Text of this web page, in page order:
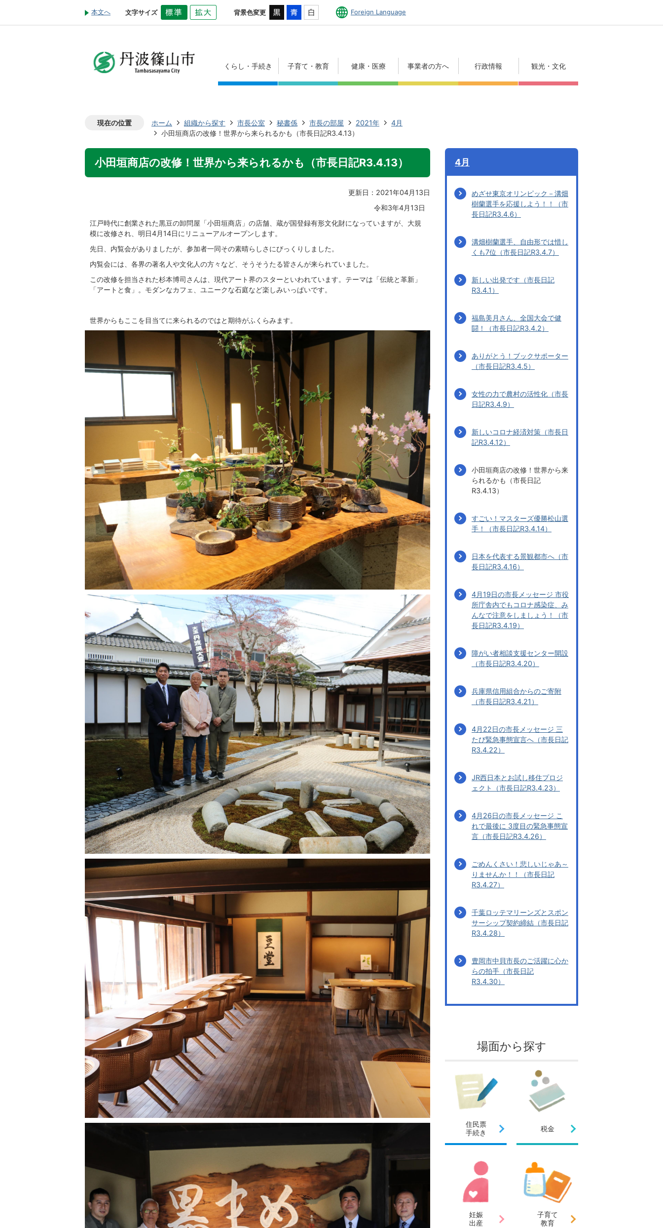
本文へ 文字サイズ 背景色変更 Foreign Language
くらし・手続き 子育て・教育 健康・医療 事業者の方へ 行政情報 観光・文化
現在の位置 ホーム 組織から探す 市長公室 秘書係 市長の部屋 2021年
4月
小田垣商店の改修！世界から来られるかも（市長日記R3.4.13）
小田垣商店の改修！世界から来られるかも（市長日記R3.4.13）
更新日：2021年04月13日
令和3年4月13日
江戸時代に創業された黒豆の卸問屋「小田垣商店」の店舗、蔵が国登録有形文化財になっていますが、大規
模に改修され、明日4月14日にリニューアルオープンします。
先日、内覧会がありましたが、参加者一同その素晴らしさにびっくりしました。
内覧会には、各界の著名人や文化人の方々など、そうそうたる皆さんが来られていました。
この改修を担当された杉本博司さんは、現代アート界のスターといわれています。テーマは「伝統と革新」
「アートと食」。モダンなカフェ、ユニークな石庭など楽しみいっぱいです。
世界からもここを目当てに来られるのではと期待がふくらみます。
4月
めざせ東京オリンピック－溝畑
樹蘭選手を応援しよう！！（市
長日記R3.4.6）
溝畑樹蘭選手、自由形では惜し
くも7位（市長日記R3.4.7）
新しい出発です（市長日記
R3.4.1）
福島美月さん、全国大会で健
闘！（市長日記R3.4.2）
ありがとう！ブックサポーター
（市長日記R3.4.5）
女性の力で農村の活性化（市長
日記R3.4.9）
新しいコロナ経済対策（市長日
記R3.4.12）
小田垣商店の改修！世界から来
られるかも（市長日記
R3.4.13）
すごい！マスターズ優勝松山選
手！（市長日記R3.4.14）
日本を代表する景観都市へ（市
長日記R3.4.16）
4月19日の市長メッセージ 市役
所庁舎内でもコロナ感染症、み
んなで注意をしましょう！（市
長日記R3.4.19）
障がい者相談支援センター開設
（市長日記R3.4.20）
兵庫県信用組合からのご寄附
（市長日記R3.4.21）
4月22日の市長メッセージ 三
たび緊急事態宣言へ（市長日記
R3.4.22）
JR西日本とお試し移住プロジ
ェクト（市長日記R3.4.23）
4月26日の市長メッセージ こ
れで最後に 3度目の緊急事態宣
言（市長日記R3.4.26）
ごめんくさい！悲しいじゃあ～
りませんか！！（市長日記
R3.4.27）
千葉ロッテマリーンズとスポン
サーシップ契約締結（市長日記
R3.4.28）
豊岡市中貝市長のご活躍に心か
らの拍手（市長日記
R3.4.30）
場面から探す
住民票
手続き
税金
妊娠
出産
子育て
教育